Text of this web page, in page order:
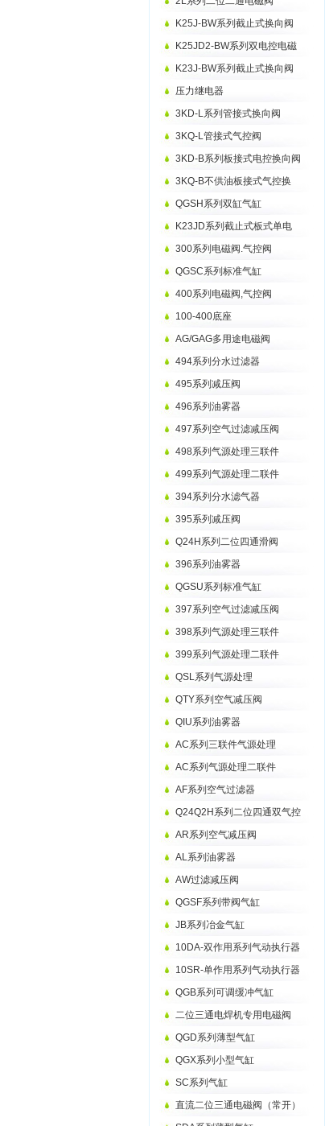
K25J-BW系列截止式换向阀
K25JD2-BW系列双电控电磁
K23J-BW系列截止式换向阀
压力继电器
3KD-L系列管接式换向阀
3KQ-L管接式气控阀
3KD-B系列板接式电控换向阀
3KQ-B不供油板接式气控换
QGSH系列双缸气缸
K23JD系列截止式板式单电
300系列电磁阀.气控阀
QGSC系列标准气缸
400系列电磁阀,气控阀
100-400底座
AG/GAG多用途电磁阀
494系列分水过滤器
495系列减压阀
496系列油雾器
497系列空气过滤减压阀
498系列气源处理三联件
499系列气源处理二联件
394系列分水滤气器
395系列减压阀
Q24H系列二位四通滑阀
396系列油雾器
QGSU系列标准气缸
397系列空气过滤减压阀
398系列气源处理三联件
399系列气源处理二联件
QSL系列气源处理
QTY系列空气减压阀
QIU系列油雾器
AC系列三联件气源处理
AC系列气源处理二联件
AF系列空气过滤器
Q24Q2H系列二位四通双气控
AR系列空气减压阀
AL系列油雾器
AW过滤减压阀
QGSF系列带阀气缸
JB系列冶金气缸
10DA-双作用系列气动执行器
10SR-单作用系列气动执行器
QGB系列可调缓冲气缸
二位三通电焊机专用电磁阀
QGD系列薄型气缸
QGX系列小型气缸
SC系列气缸
直流二位三通电磁阀（常开）